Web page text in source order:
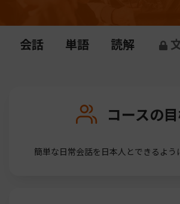
会話 単語 読解
コースの
簡単な日常会話を日本人とできるよう